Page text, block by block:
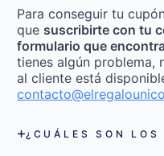
Para conseguir tu
que suscribirte con tu
formulario que
tienes algún problema,
al cliente está
¿CUÁLES SON LOS